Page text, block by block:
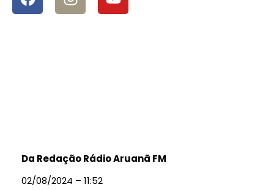
Da Redação Rádio Aruanã FM
02/08/2024 – 11:52